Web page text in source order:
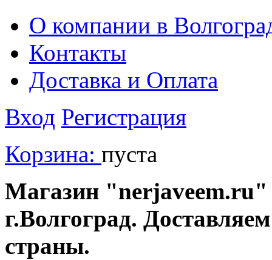
О компании в
Контакты
Доставка и Оплата
Вход Регистрация
Корзина: пуста
Магазин "nerjaveem.ru"
г.Волгоград.
страны.